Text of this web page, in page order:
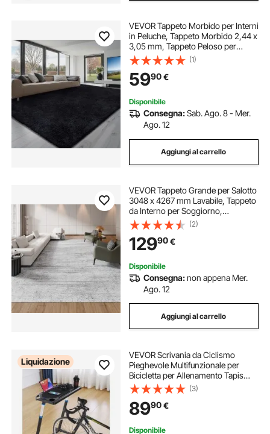
VEVOR Tappeto Morbido per Interni
in Peluche, Tappeto Morbido 2,44 x
3,05 mm, Tappeto Peloso per
Soggiorno, Camera da Letto,
Salotto Arredamento da Casa non
Tessuti, Antiscivolo, Nero
(1)
5990€
Disponibile
Consegna:Sab. Ago. 8 - Mer.
Ago. 12
Aggiungi al carrello
VEVOR Tappeto Grande per Salotto
3048 x 4267 mm Lavabile, Tappeto
da Interno per Soggiorno,
Antiscivolo e Antistrappo, per
Animali Domestici e Bambini, per
Camera da Letto, Cameretta,
Ufficio, Grigio
(2)
12990€
Disponibile
Consegna:non appena Mer.
Ago. 12
Aggiungi al carrello
Liquidazione
VEVOR Scrivania da Ciclismo
Pieghevole Multifunzionale per
Bicicletta per Allenamento Tapis
Roulant con Ruote Bloccabili, Tavolo
Fitness Antiscivolo per Ciclismo
con Manubrio per Esercizio da
Casa
(3)
8990€
Disponibile